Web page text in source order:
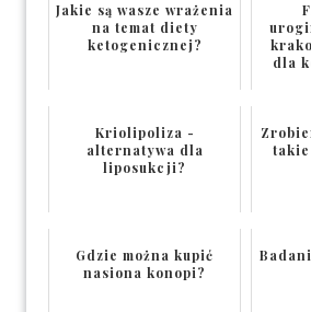
Jakie są wasze wrażenia
na temat diety
ketogenicznej?
dla
Kriolipoliza -
alternatywa dla
liposukcji?
Gdzie można kupić
nasiona konopi?